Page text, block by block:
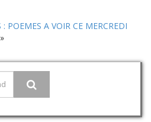
POEMES A VOIR CE MERCREDI